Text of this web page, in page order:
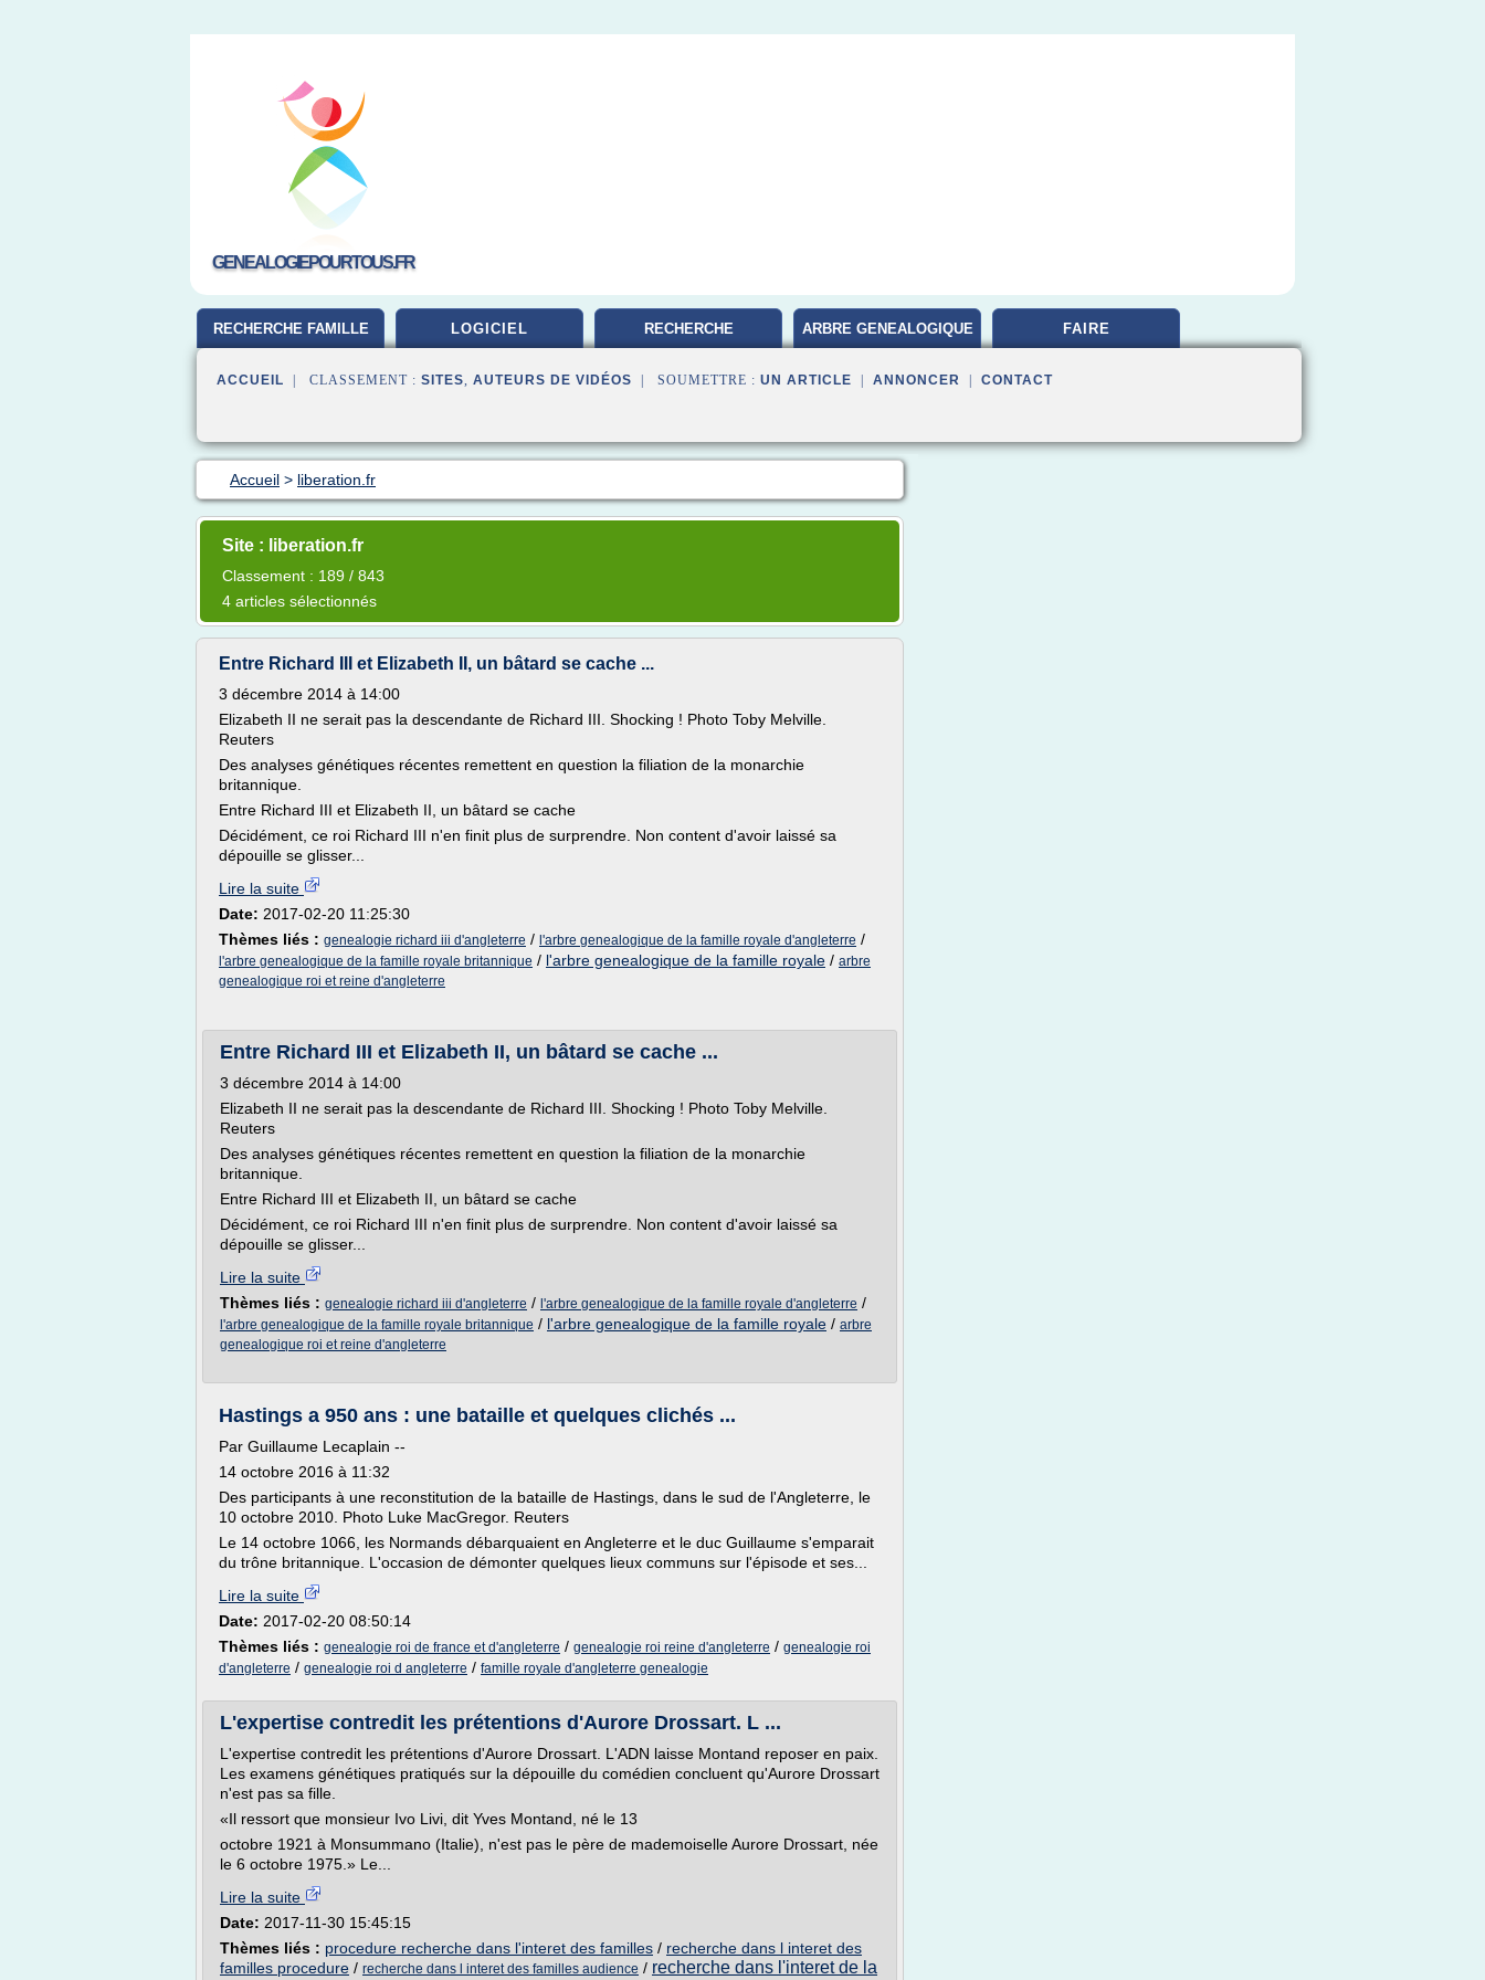
GENEALOGIEPOURTOUS.FR
RECHERCHE FAMILLE LOGICIEL RECHERCHE ARBRE GENEALOGIQUE FAIRE
ACCUEIL | CLASSEMENT : SITES, AUTEURS DE VIDÉOS | SOUMETTRE : UN ARTICLE ANNONCER CONTACT
Accueil > liberation.fr
Site : liberation.fr
Classement : 189 / 843
4 articles sélectionnés
Entre Richard III et Elizabeth II, un bâtard se cache ...
3 décembre 2014 à 14:00
Elizabeth II ne serait pas la descendante de Richard III. Shocking ! Photo Toby Melville.
Reuters
Des analyses génétiques récentes remettent en question la filiation de la monarchie
britannique.
Entre Richard III et Elizabeth II, un bâtard se cache
Décidément, ce roi Richard III n'en finit plus de surprendre. Non content d'avoir laissé sa
dépouille se glisser...
Lire la suite
Date: 2017-02-20 11:25:30
Thèmes liés : genealogie richard iii d'angleterre / l'arbre genealogique de la famille royale d'angleterre /
l'arbre genealogique de la famille royale britannique / l'arbre genealogique de la famille royale / arbre
genealogique roi et reine d'angleterre
Entre Richard III et Elizabeth II, un bâtard se cache ...
3 décembre 2014 à 14:00
Elizabeth II ne serait pas la descendante de Richard III. Shocking ! Photo Toby Melville.
Reuters
Des analyses génétiques récentes remettent en question la filiation de la monarchie
britannique.
Entre Richard III et Elizabeth II, un bâtard se cache
Décidément, ce roi Richard III n'en finit plus de surprendre. Non content d'avoir laissé sa
dépouille se glisser...
Lire la suite
Thèmes liés : genealogie richard iii d'angleterre / l'arbre genealogique de la famille royale d'angleterre /
l'arbre genealogique de la famille royale britannique / l'arbre genealogique de la famille royale / arbre
genealogique roi et reine d'angleterre
Hastings a 950 ans : une bataille et quelques clichés ...
Par Guillaume Lecaplain --
14 octobre 2016 à 11:32
Des participants à une reconstitution de la bataille de Hastings, dans le sud de l'Angleterre, le
10 octobre 2010. Photo Luke MacGregor. Reuters
Le 14 octobre 1066, les Normands débarquaient en Angleterre et le duc Guillaume s'emparait
du trône britannique. L'occasion de démonter quelques lieux communs sur l'épisode et ses...
Lire la suite
Date: 2017-02-20 08:50:14
Thèmes liés : genealogie roi de france et d'angleterre / genealogie roi reine d'angleterre / genealogie roi
d'angleterre / genealogie roi d angleterre / famille royale d'angleterre genealogie
L'expertise contredit les prétentions d'Aurore Drossart. L ...
L'expertise contredit les prétentions d'Aurore Drossart. L'ADN laisse Montand reposer en paix.
Les examens génétiques pratiqués sur la dépouille du comédien concluent qu'Aurore Drossart
n'est pas sa fille.
«Il ressort que monsieur Ivo Livi, dit Yves Montand, né le 13
octobre 1921 à Monsummano (Italie), n'est pas le père de mademoiselle Aurore Drossart, née
le 6 octobre 1975.» Le...
Lire la suite
Date: 2017-11-30 15:45:15
Thèmes liés : procedure recherche dans l'interet des familles / recherche dans l interet des
familles procedure / recherche dans l interet des familles audience / recherche dans l'interet de la